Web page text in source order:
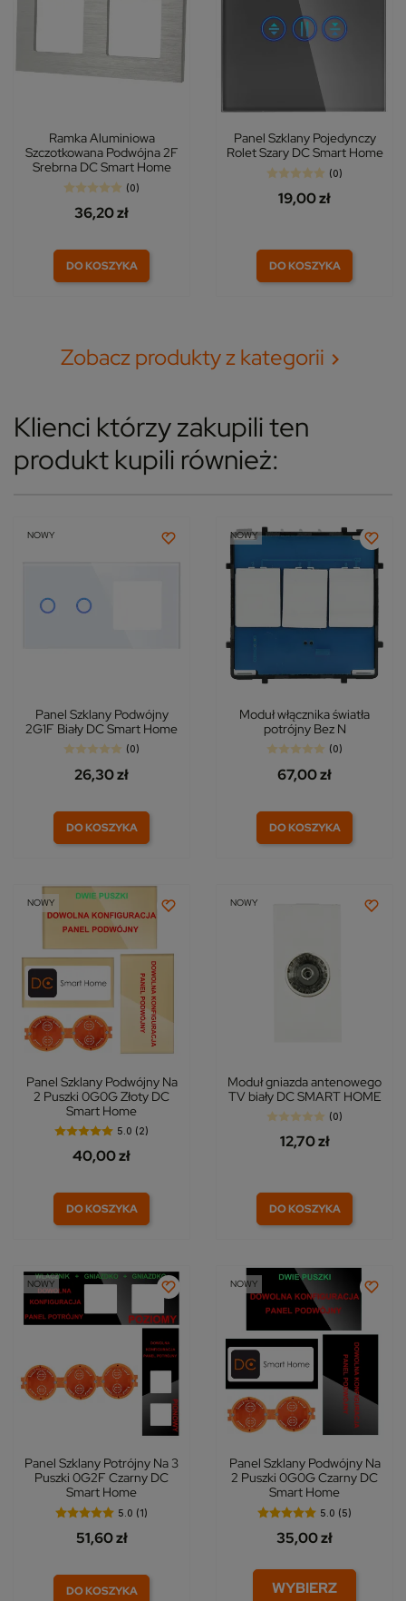
Ramka Aluminiowa
Szczotkowana Podwójna 2F
Srebrna DC Smart Home
(0)
36,20 zł
DO KOSZYKA
Panel Szklany Pojedynczy
Rolet Szary DC Smart Home
(0)
19,00 zł
DO KOSZYKA
Zobacz produkty z kategorii 
Klienci którzy zakupili ten
produkt kupili również:
NOWY
Panel Szklany Podwójny
2G1F Biały DC Smart Home
(0)
26,30 zł
DO KOSZYKA
NOWY
Moduł włącznika światła
potrójny Bez N
(0)
67,00 zł
DO KOSZYKA
NOWY
Panel Szklany Podwójny Na
2 Puszki 0G0G Złoty DC
Smart Home
5.0 (2)
40,00 zł
DO KOSZYKA
NOWY
Moduł gniazda antenowego
TV biały DC SMART HOME
(0)
12,70 zł
DO KOSZYKA
NOWY
Panel Szklany Potrójny Na 3
Puszki 0G2F Czarny DC
Smart Home
5.0 (1)
51,60 zł
DO KOSZYKA
NOWY
Panel Szklany Podwójny Na
2 Puszki 0G0G Czarny DC
Smart Home
5.0 (5)
35,00 zł
WYBIERZ